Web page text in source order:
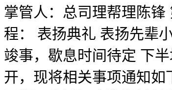
掌管人：总司理帮理陈
程： 表扬典礼 表扬先辈
竣事，歇息时间待定 下
开，现将相关事项通知如